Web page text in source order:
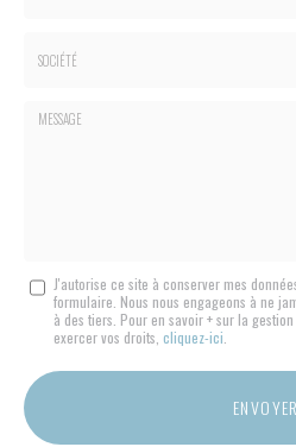
Message
J'autorise ce site à conserver mes
formulaire. Nous nous engageons à ne
à des tiers. Pour en savoir + sur la
exercer vos droits, cliquez-ici
Acceptation
RGPD
*
ENVOYER